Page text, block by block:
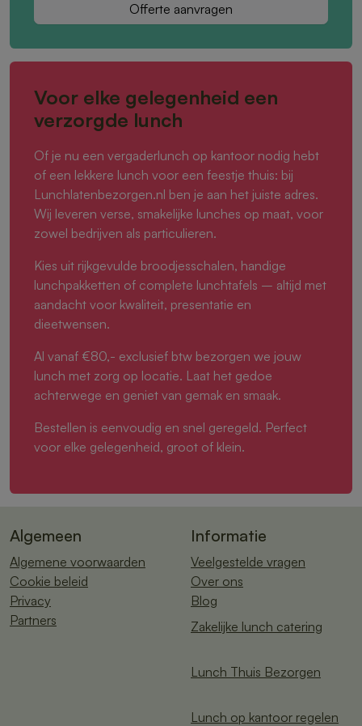
Offerte aanvragen
Voor elke gelegenheid een
verzorgde lunch
Of je nu een vergaderlunch op kantoor nodig hebt
of een lekkere lunch voor een feestje thuis: bij
Lunchlatenbezorgen.nl ben je aan het juiste adres.
Wij leveren verse, smakelijke lunches op maat, voor
zowel bedrijven als particulieren.
Kies uit rijkgevulde broodjesschalen, handige
lunchpakketten of complete lunchtafels – altijd met
aandacht voor kwaliteit, presentatie en
dieetwensen.
Al vanaf €80,- exclusief btw bezorgen we jouw
lunch met zorg op locatie. Laat het gedoe
achterwege en geniet van gemak en smaak.
Bestellen is eenvoudig en snel geregeld. Perfect
voor elke gelegenheid, groot of klein.
Algemeen
Algemene voorwaarden
Cookie beleid
Privacy
Partners
Informatie
Veelgestelde vragen
Over ons
Blog
Zakelijke lunch catering
Lunch Thuis Bezorgen
Lunch op kantoor regelen